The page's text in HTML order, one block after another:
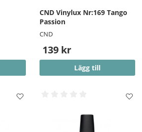
på nageln och undvika den
efter borttagning.
CND Vinylux Nr:169 Tango
Passion
CND
139 kr
Lägg till